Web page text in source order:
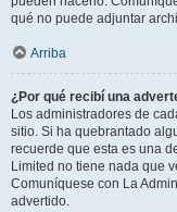
qué no puede adjuntar
Arriba
¿Por qué recibí una
Los administradores de
sitio. Si ha quebrantado
recuerde que esta es una
Limited no tiene nada que
Comuníquese con La
advertido.